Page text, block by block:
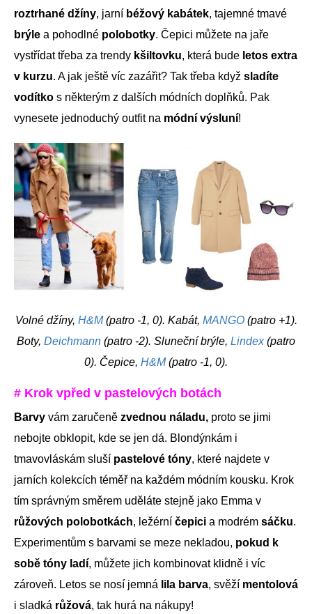
roztrhané džíny, jarní béžový kabátek, tajemné tmavé
brýle a pohodlné polobotky. Čepici můžete na jaře
vystřídat třeba za trendy kšiltovku, která bude letos extra
v kurzu. A jak ještě víc zazářit? Tak třeba když sladíte
vodítko s některým z dalších módních doplňků. Pak
vynesete jednoduchý outfit na módní výsluní!
Volné džíny, H&M(patro -1, 0). Kabát, MANGO(patro +1).
Boty, Deichmann (patro -2). Sluneční brýle, Lindex(patro
0). Čepice, H&M(patro -1, 0).
# Krok vpřed v pastelových botách
Barvy vám zaručeně zvednou náladu, proto se jimi
nebojte obklopit, kde se jen dá. Blondýnkám i
tmavovláskám sluší pastelové tóny, které najdete v
jarních kolekcích téměř na každém módním kousku. Krok
tím správným směrem uděláte stejně jako Emma v
růžových polobotkách, ležérní čepici a modrém sáčku.
Experimentům s barvami se meze nekladou, pokud k
sobě tóny ladí, můžete jich kombinovat klidně i víc
zároveň. Letos se nosí jemná lila barva, svěží mentolová
i sladká růžová, tak hurá na nákupy!